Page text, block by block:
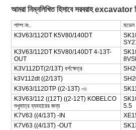
আমরা নিম্নলিখিত হিসাবে সরবরাহ excavator
পাম্প নং.
মডেল
K3V63/112DT K5V80/140DT
K3V63/112DT K5V80/140DT 4-13T-
OUT
K3V112DT(2/13T) বর্গক্ষেত্র
k3V112dt ((2/13T)
K3V63/112DTP ((2-13T) -৩
K3V63/112 ((12T) ((2-12T) KOBELCO
শুধুমাত্র ব্যবহারের জন্য
5.5
K7V63 ((4/13T) -IN
K7V63 ((4/13T) -OUT